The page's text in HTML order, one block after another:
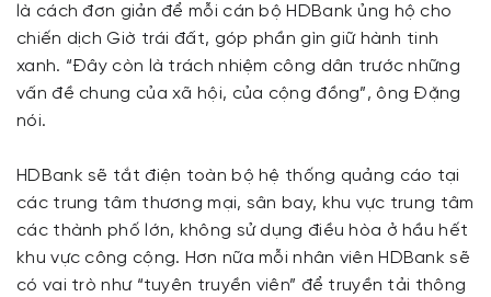
là cách đơn giản để mỗi cán bộ HDBank ủng hộ cho
chiến dịch Giờ trái đất, góp phần gìn giữ hành tinh
xanh. “Đây còn là trách nhiệm công dân trước những
vấn đề chung của xã hội, của cộng đồng”, ông Đặng
nói.
HDBank sẽ tắt điện toàn bộ hệ thống quảng cáo tại
các trung tâm thương mại, sân bay, khu vực trung tâm
các thành phố lớn, không sử dụng điều hòa ở hầu hết
khu vực công cộng. Hơn nữa mỗi nhân viên HDBank sẽ
có vai trò như “tuyên truyền viên” để truyền tải thông